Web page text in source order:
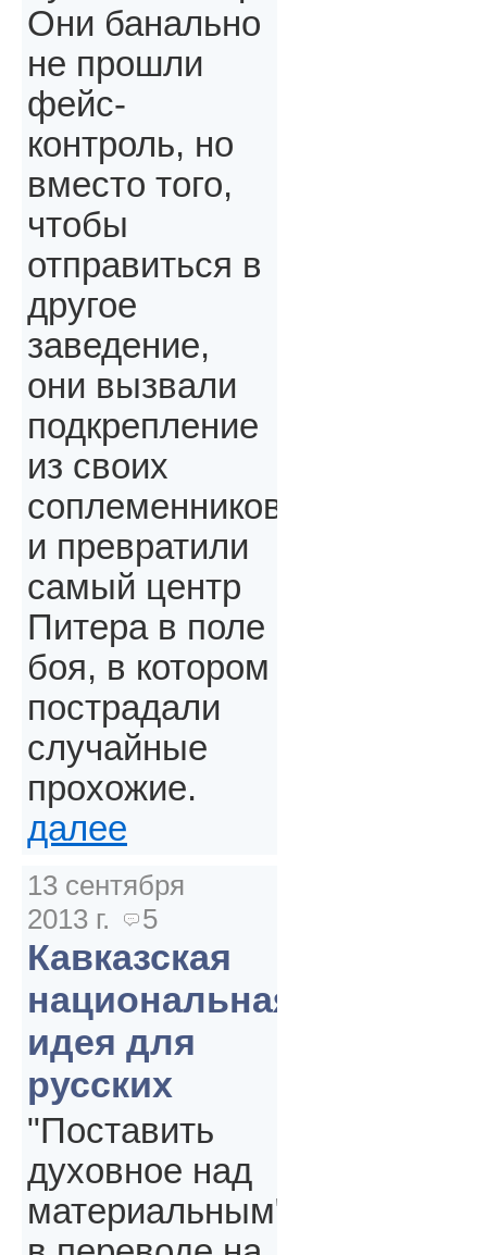
Они банально
не прошли
фейс-
контроль, но
вместо того,
чтобы
отправиться в
другое
заведение,
они вызвали
подкрепление
из своих
соплеменников
и превратили
самый центр
Питера в поле
боя, в котором
пострадали
случайные
прохожие.
далее
13 сентября
2013 г.
5
Кавказская
национальная
идея для
русских
"Поставить
духовное над
материальным"